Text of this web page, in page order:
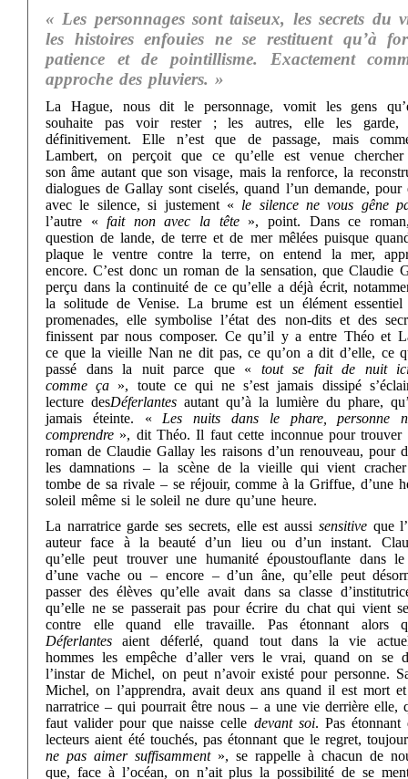
« Les personnages sont taiseux, les secrets du
les histoires enfouies ne se restituent qu’à
patience et de pointillisme. Exactement
approche des pluviers. »
La Hague, nous dit le personnage, vomit les gens
souhaite pas voir rester ; les autres, elle les garde,
définitivement. Elle n’est que de passage, mais
Lambert, on perçoit que ce qu’elle est venue chercher
son âme autant que son visage, mais la renforce, la
dialogues de Gallay sont ciselés, quand l’un demande,
avec le silence, si justement « le silence ne vous gêne
l’autre «
fait non avec la tête
», point. Dans ce
question de lande, de terre et de mer mêlées puisque
plaque le ventre contre la terre, on entend la mer,
encore. C’est donc un roman de la sensation, que Claudie
perçu dans la continuité de ce qu’elle a déjà écrit,
la solitude de Venise. La brume est un élément essentiel
promenades, elle symbolise l’état des non-dits et des
finissent par nous composer. Ce qu’il y a entre Théo et
ce que la vieille Nan ne dit pas, ce qu’on a dit d’elle, ce
passé dans la nuit parce que «
tout se fait de nuit
comme ça », toute ce qui ne s’est jamais dissipé
lecture desDéferlantes autant qu’à la lumière du phare,
jamais éteinte. «
Les nuits dans le phare, personne
comprendre », dit Théo. Il faut cette inconnue pour trouver
roman de Claudie Gallay les raisons d’un renouveau, pour
les damnations – la scène de la vieille qui vient
tombe de sa rivale – se réjouir, comme à la Griffue, d’une
soleil même si le soleil ne dure qu’une heure.
La narratrice garde ses secrets, elle est aussi sensitive que
auteur face à la beauté d’un lieu ou d’un instant.
qu’elle peut trouver une humanité époustouflante dans
d’une vache ou – encore – d’un âne, qu’elle peut
passer des élèves qu’elle avait dans sa classe
qu’elle ne se passerait pas pour écrire du chat qui vient
contre elle quand elle travaille. Pas étonnant alors
Déferlantes
aient déferlé, quand tout dans la vie
hommes les empêche d’aller vers le vrai, quand on se
l’instar de Michel, on peut n’avoir existé pour personne.
Michel, on l’apprendra, avait deux ans quand il est mort
narratrice – qui pourrait être nous – a une vie derrière elle,
faut valider pour que naisse celle devant soi. Pas étonnant
lecteurs aient été touchés, pas étonnant que le regret,
ne pas aimer suffisamment », se rappelle à chacun de
que, face à l’océan, on n’ait plus la possibilité de se